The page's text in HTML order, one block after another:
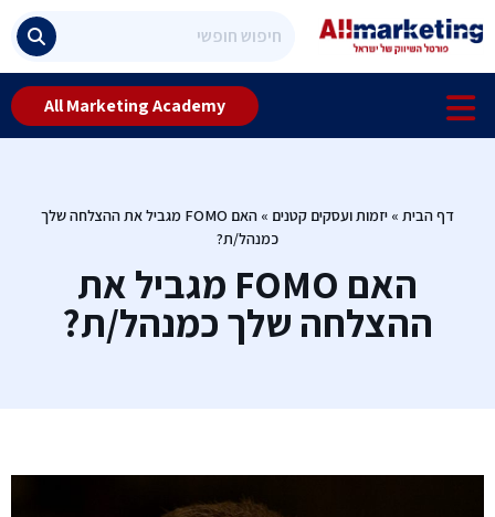
All Marketing Academy
דף הבית » יזמות ועסקים קטנים »
האם FOMO מגביל את ההצלחה שלך
כמנהל/ת?
האם FOMO מגביל את
ההצלחה שלך כמנהל/ת?